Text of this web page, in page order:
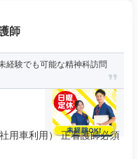
師
経験でも可能な精神科訪問
用車利用） 正看護師必須